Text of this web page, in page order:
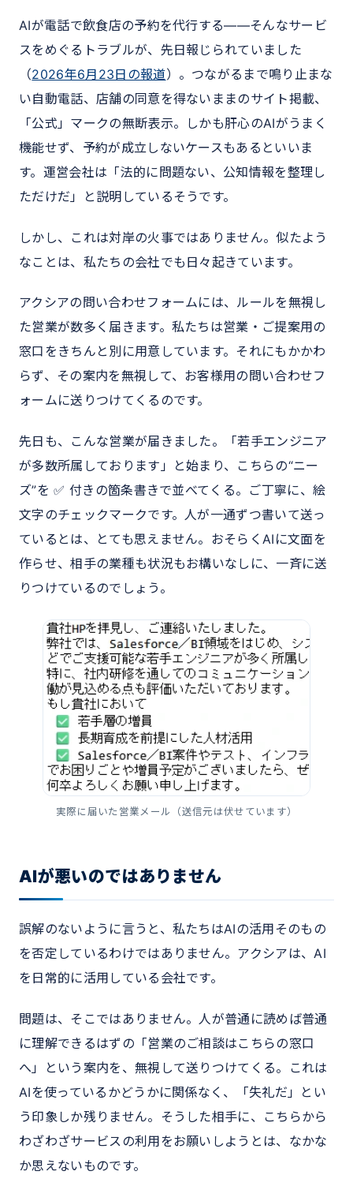
AIが電話で飲食店の予約を代行する――そんなサービ
スをめぐるトラブルが、先日報じられていました
（2026年6月23日の報道）。つながるまで鳴り止まな
い自動電話、店舗の同意を得ないままのサイト掲載、
「公式」マークの無断表示。しかも肝心のAIがうまく
機能せず、予約が成立しないケースもあるといいま
す。運営会社は「法的に問題ない、公知情報を整理し
ただけだ」と説明しているそうです。
しかし、これは対岸の火事ではありません。似たよう
なことは、私たちの会社でも日々起きています。
アクシアの問い合わせフォームには、ルールを無視し
た営業が数多く届きます。私たちは営業・ご提案用の
窓口をきちんと別に用意しています。それにもかかわ
らず、その案内を無視して、お客様用の問い合わせフ
ォームに送りつけてくるのです。
先日も、こんな営業が届きました。「若手エンジニア
が多数所属しております」と始まり、こちらの“ニー
ズ”を ✅ 付きの箇条書きで並べてくる。ご丁寧に、絵
文字のチェックマークです。人が一通ずつ書いて送っ
ているとは、とても思えません。おそらくAIに文面を
作らせ、相手の業種も状況もお構いなしに、一斉に送
りつけているのでしょう。
実際に届いた営業メール（送信元は伏せています）
AIが悪いのではありません
誤解のないように言うと、私たちはAIの活用そのもの
を否定しているわけではありません。アクシアは、AI
を日常的に活用している会社です。
問題は、そこではありません。人が普通に読めば普通
に理解できるはずの「営業のご相談はこちらの窓口
へ」という案内を、無視して送りつけてくる。これは
AIを使っているかどうかに関係なく、「失礼だ」とい
う印象しか残りません。そうした相手に、こちらから
わざわざサービスの利用をお願いしようとは、なかな
か思えないものです。